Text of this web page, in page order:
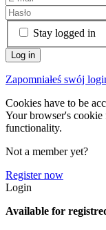
Stay logged in
Zapomniałeś swój
Cookies have to be
Your browser's cookie
functionality.
Not a member yet?
Register now
Login
Available for